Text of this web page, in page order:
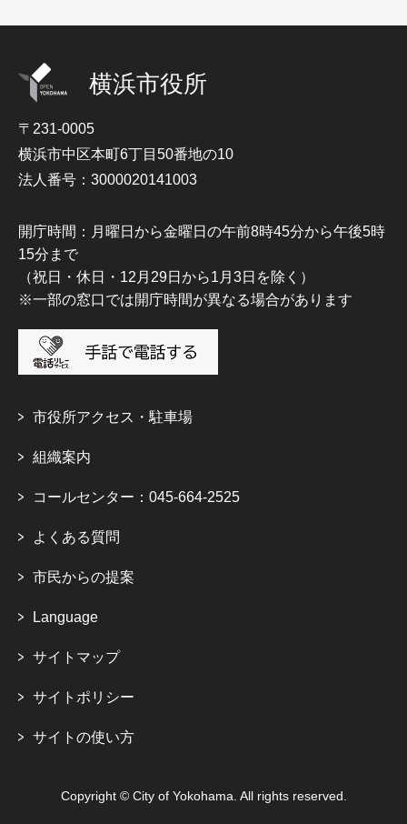
横浜市役所
〒231-0005
横浜市中区本町6丁目50番地の10
法人番号：3000020141003
開庁時間：月曜日から金曜日の午前8時45分から午後5時
15分まで
（祝日・休日・12月29日から1月3日を除く）
※一部の窓口では開庁時間が異なる場合があります
市役所アクセス・駐車場
組織案内
コールセンター：045-664-2525
よくある質問
市民からの提案
Language
サイトマップ
サイトポリシー
サイトの使い方
Copyright © City of Yokohama. All rights reserved.